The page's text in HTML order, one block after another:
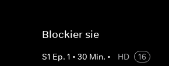
Blockier sie
S1 Ep. 1 • 30 Min. • HD
16